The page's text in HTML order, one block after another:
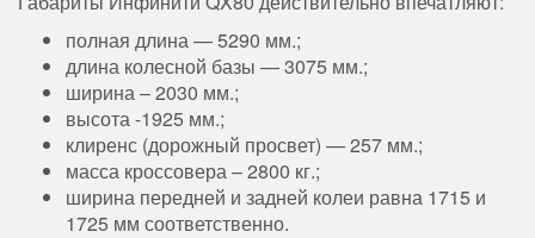
полная длина — 5290 мм.;
длина колесной базы — 3075 мм.;
ширина – 2030 мм.;
высота -1925 мм.;
клиренс (дорожный просвет) — 257 мм.;
масса кроссовера – 2800 кг.;
ширина передней и задней колеи равна 1715 и
1725 мм соответственно.